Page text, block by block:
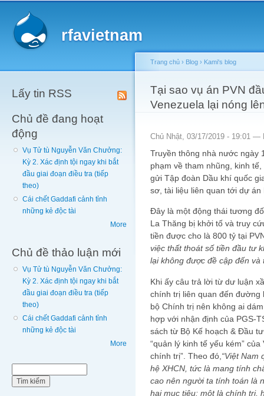
rfavietnam
Lấy tin RSS
Chủ đề đang hoạt
động
Vụ Tử tù Nguyễn Văn Chưởng:
Kỳ 2. Xác định tội ngay khi bắt
đầu giai đoạn điều tra (tiếp
theo)
Cái chết Gaddafi cảnh tỉnh
những kẻ độc tài
More
Chủ đề thảo luận mới
Vụ Tử tù Nguyễn Văn Chưởng:
Kỳ 2. Xác định tội ngay khi bắt
đầu giai đoạn điều tra (tiếp
theo)
Cái chết Gaddafi cảnh tỉnh
những kẻ độc tài
More
You are here
Trang chủ › Blog › Kami's blog
Tại sao vụ án PVN
Venezuela lại nóng
Chủ Nhật, 03/17/2019 - 19:01 —
Truyền thông nhà nước ngày
phạm về tham nhũng, kinh
gửi Tập đoàn Dầu khí quốc
sơ, tài liệu liên quan tới dự án
Đây là một động thái tương
La Thăng bị khởi tố và truy
tiền được cho là 800 tỷ tại
việc thất thoát số tiền đầu tư
lại không được đề cập đến
Khi ấy câu trả lời từ dư luận
chính trị liên quan đến
bộ Chính trị nên không ai
hợp với nhận định của PGS-
sách từ Bộ Kế hoạch & Đầu
“quản lý kinh tế yếu kém”
chính trị”. Theo đó, “Việt Nam
hệ XHCN, tức là mang tính
cao nên người ta tính toán là
hai mục tiêu: một là chính trị,